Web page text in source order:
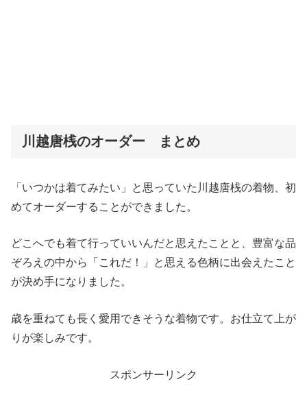
川越唐桟のオーダー まとめ
「いつかは着てみたい」と思っていた川越唐桟の着物、初
めてオーダーすることができました。
どこへでも着て行っていいんだと思えたことと、豊富な品
ぞろえの中から「これだ！」と思える色柄に出会えたこと
が決め手になりました。
歳を重ねても長く愛用できそうな着物です。お仕立て上が
りが楽しみです。
スポンサーリンク